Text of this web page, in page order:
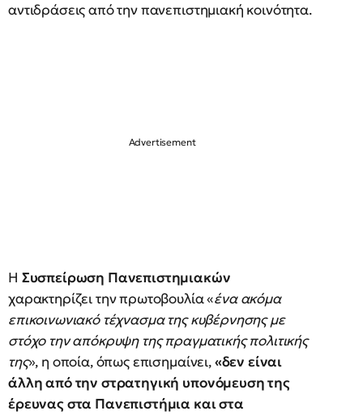
αντιδράσεις από την πανεπιστημιακή κοινότητα.
Η Συσπείρωση Πανεπιστημιακών
χαρακτηρίζει την πρωτοβουλία «ένα ακόμα
επικοινωνιακό τέχνασμα της κυβέρνησης με
στόχο την απόκρυψη της πραγματικής πολιτικής
της», η οποία, όπως επισημαίνει,«δεν είναι
άλλη από την στρατηγική υπονόμευση της
έρευνας στα Πανεπιστήμια και στα